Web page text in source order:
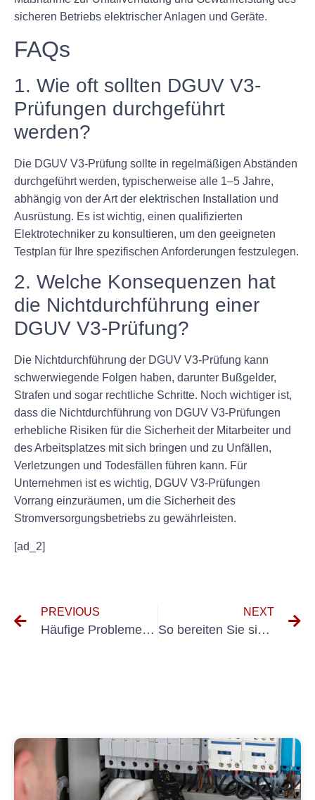
sicheren Betriebs elektrischer Anlagen und Geräte.
FAQs
1. Wie oft sollten DGUV V3-
Prüfungen durchgeführt
werden?
Die DGUV V3-Prüfung sollte in regelmäßigen Abständen
durchgeführt werden, typischerweise alle 1–5 Jahre,
abhängig von der Art der elektrischen Installation und
Ausrüstung. Es ist wichtig, einen qualifizierten
Elektrotechniker zu konsultieren, um den geeigneten
Testplan für Ihre spezifischen Anforderungen festzulegen.
2. Welche Konsequenzen hat
die Nichtdurchführung einer
DGUV V3-Prüfung?
Die Nichtdurchführung der DGUV V3-Prüfung kann
schwerwiegende Folgen haben, darunter Bußgelder,
Strafen und sogar rechtliche Schritte. Noch wichtiger ist,
dass die Nichtdurchführung von DGUV V3-Prüfungen
erhebliche Risiken für die Sicherheit der Mitarbeiter und
des Arbeitsplatzes mit sich bringen und zu Unfällen,
Verletzungen und Todesfällen führen kann. Für
Unternehmen ist es wichtig, DGUV V3-Prüfungen
Vorrang einzuräumen, um die Sicherheit des
Stromversorgungsbetriebs zu gewährleisten.
[ad_2]
PREVIOUS
Häufige Probleme, die bei der Elektroprüfung von Schweißgeräten festgestellt werden, und wie man sie behebt
NEXT
So bereiten Sie sich auf eine DGUV V3-Wiederholungsprüfung vor